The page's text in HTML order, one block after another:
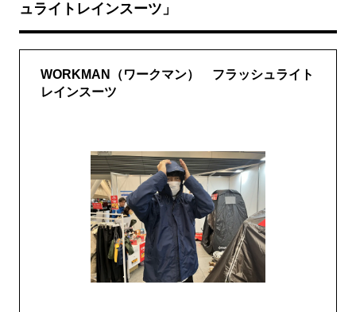
ュライトレインスーツ」
WORKMAN（ワークマン） フラッシュライト
レインスーツ